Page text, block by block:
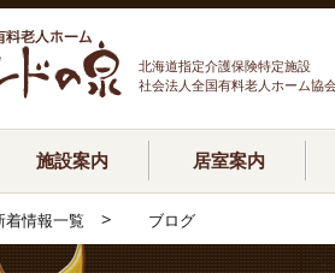
北海道指定介護保険特定施設
社会法人全国有料老人ホーム協
施設案内 居室案内
着情報一覧 > ブログ